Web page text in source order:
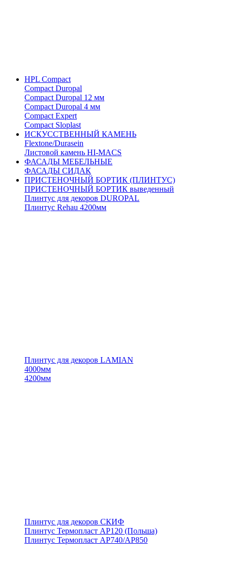
HPL Compact
Compact Duropal
Compact Duropal 12 мм
Compact Duropal 4 мм
Compact Expert
Compact Sloplast
ИСКУССТВЕННЫЙ КАМЕНЬ
Flextone/Durasein
Листовой камень HI-MACS
ФАСАДЫ МЕБЕЛЬНЫЕ
ФАСАДЫ СИДАК
ПРИСТЕНОЧНЫЙ БОРТИК (ПЛИНТУС)
ПРИСТЕНОЧНЫЙ БОРТИК выведенный
Плинтус для декоров DUROPAL
Плинтус Rehau 4200мм
Плинтус для декоров LAMIAN
4000мм
4200мм
Плинтус для декоров СКИФ
Плинтус Термопласт АР120 (Польша)
Плинтус Термопласт АР740/АР850